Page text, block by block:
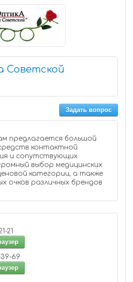
Советской
Задать вопрос
предлагается большой
контактной
и сопутствующих
выбор медицинских
категории, а также
очков различных брендов
22-21-21
22-39-69